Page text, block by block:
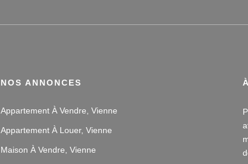
NOS ANNONCES
Appartement À Vendre, Vienne
Appartement À Louer, Vienne
Maison À Vendre, Vienne